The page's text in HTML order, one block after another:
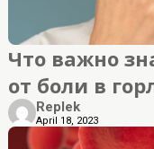
Что важно
от боли в
Replek
April 18, 2023